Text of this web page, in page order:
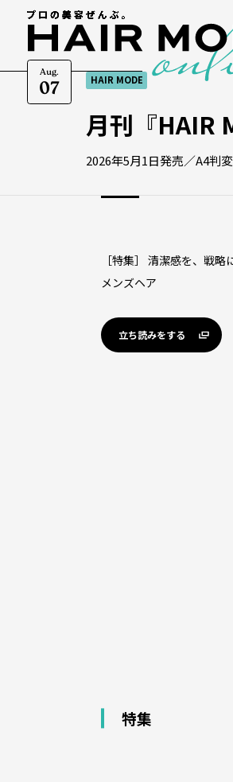
Aug.
07 HAIR MODE
月刊『HAIR
2026年5月1日発売／A4判
［特集］ 清潔感を、戦略
メンズヘア
立ち読みをする
特集